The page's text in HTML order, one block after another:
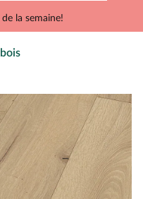
la semaine!